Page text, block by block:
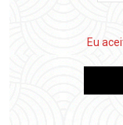
Eu